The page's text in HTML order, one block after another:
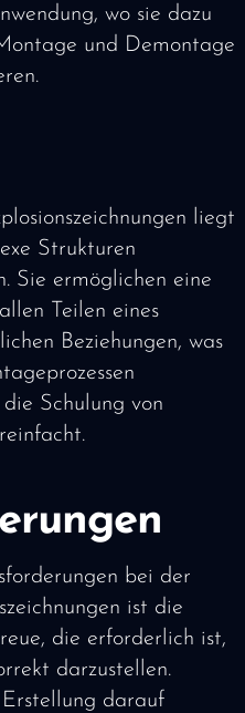
wo sie dazu
und Demontage
liegt
Strukturen
Sie ermöglichen eine
Teilen eines
Beziehungen, was
Schulung von
bei der
ist die
die erforderlich ist,
darzustellen.
darauf